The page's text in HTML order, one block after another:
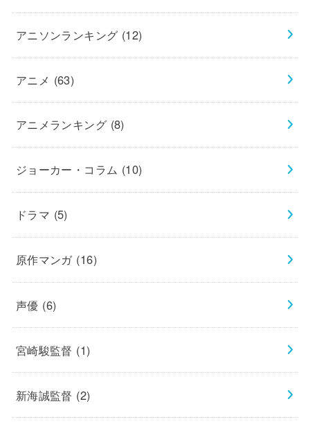
アニソンランキング (12)
アニメ (63)
アニメランキング (8)
ジョーカー・コラム (10)
ドラマ (5)
原作マンガ (16)
声優 (6)
宮崎駿監督 (1)
新海誠監督 (2)